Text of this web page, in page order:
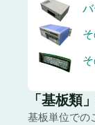
「基板類
基板単位での